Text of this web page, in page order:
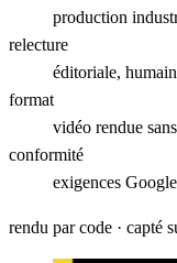
production
relecture
éditoriale,
format
vidéo rendue
conformité
exigences Google
rendu par code · capté